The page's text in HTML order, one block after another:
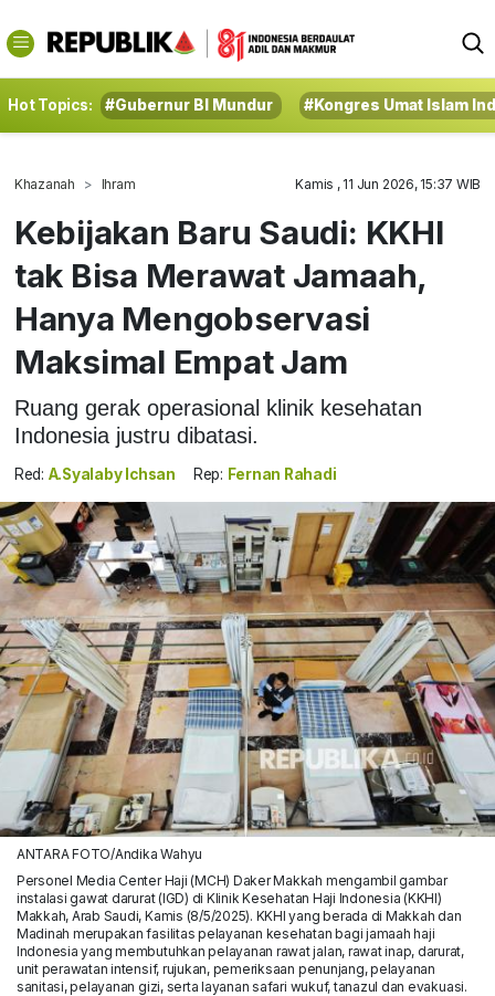
Hot Topics: #Gubernur BI Mundur #Kongres Umat Islam
Khazanah Ihram Kamis , 11 Jun 2026, 15:37 WIB
Kebijakan Baru Saudi: KKHI
tak Bisa Merawat Jamaah,
Hanya Mengobservasi
Maksimal Empat Jam
Ruang gerak operasional klinik kesehatan
Indonesia justru dibatasi.
Red: A.Syalaby Ichsan Rep: Fernan Rahadi
ANTARA FOTO/Andika Wahyu
Personel Media Center Haji (MCH) Daker Makkah mengambil gambar
instalasi gawat darurat (IGD) di Klinik Kesehatan Haji Indonesia (KKHI)
Makkah, Arab Saudi, Kamis (8/5/2025). KKHI yang berada di Makkah dan
Madinah merupakan fasilitas pelayanan kesehatan bagi jamaah haji
Indonesia yang membutuhkan pelayanan rawat jalan, rawat inap, darurat,
unit perawatan intensif, rujukan, pemeriksaan penunjang, pelayanan
sanitasi, pelayanan gizi, serta layanan safari wukuf, tanazul dan evakuasi.